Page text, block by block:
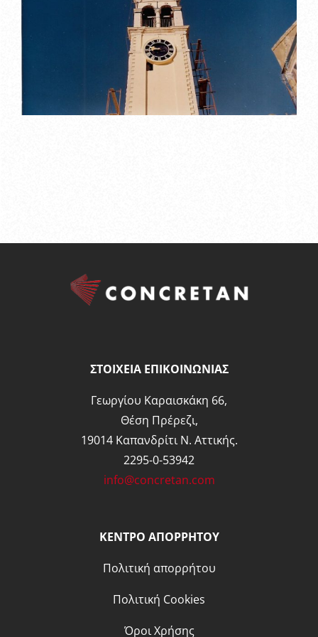
ΣΤΟΙΧΕΙΑ ΕΠΙΚΟΙΝΩΝΙΑΣ
Γεωργίου Καραισκάκη 66,
Θέση Πρέρεζι,
19014 Καπανδρίτι Ν. Αττικής.
2295-0-53942
info@concretan.com
ΚΕΝΤΡΟ ΑΠΟΡΡΗΤΟΥ
Πολιτική απορρήτου
Πολιτική Cookies
Όροι Χρήσης